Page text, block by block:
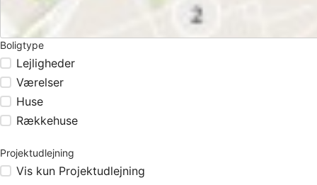
Boligtype
Lejligheder
Værelser
Huse
Rækkehuse
Projektudlejning
Vis kun Projektudlejning